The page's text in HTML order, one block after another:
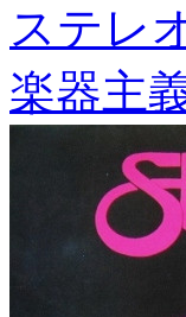
ステレ
楽器主